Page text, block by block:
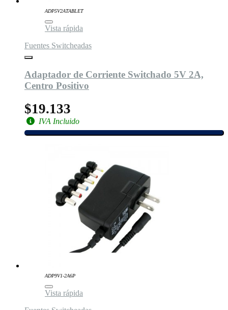
ADP5V2ATABLET
Vista rápida
Fuentes Switcheadas
Adaptador de Corriente Switchado 5V 2A,
Centro Positivo
$19.133
IVA Incluido
ADP9V1-2A6P
Vista rápida